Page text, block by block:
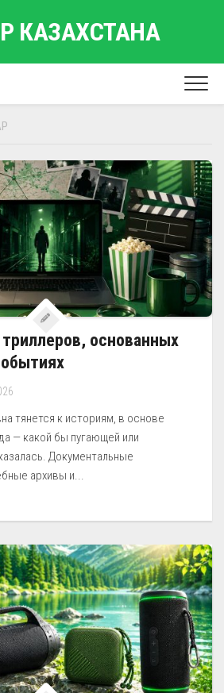
КАЗАХСТАНА
основанных
тянется к историям, в основе
— какой бы пугающей или
Документальные
архивы и...